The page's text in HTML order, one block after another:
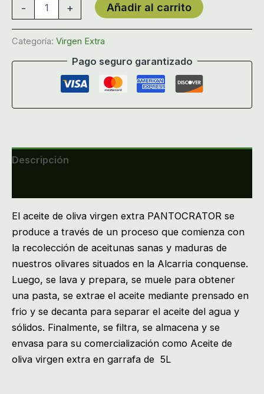
-
VIRGEN
TRES
GARRAFAS
DE
+ Añadir al carrito
Categoría: Virgen Extra
Pago seguro garantizado
Descripción
El aceite de oliva virgen extra PANTOCRATOR se
produce a través de un proceso que comienza con
la recolección de aceitunas sanas y maduras de
nuestros olivares situados en la Alcarria conquense.
Luego, se lava y prepara, se muele para obtener
una pasta, se extrae el aceite mediante prensado en
frio y se decanta para separar el aceite del agua y
sólidos. Finalmente, se filtra, se almacena y se
envasa para su comercialización como Aceite de
oliva virgen extra en garrafa de 5L